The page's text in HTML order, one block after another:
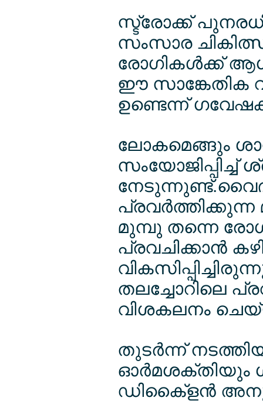
സ്ട്രോക്ക്
സംസാര
രോഗികള്‍ക്ക്
ഈ സാങ്കേതിക
ഉണ്ടെന്ന്
ലോകമെങ്ങും
മുമ്പു തന്നെ
പ്രവചിക്കാന്‍
തലച്ചോറിലെ
വിശകലനം
തുടര്‍ന്ന്
ഓര്‍മശക്തിയും
ഡികൈ്ളന്‍